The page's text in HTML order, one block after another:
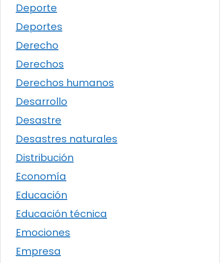
Deporte
Deportes
Derecho
Derechos
Derechos humanos
Desarrollo
Desastre
Desastres naturales
Distribución
Economía
Educación
Educación técnica
Emociones
Empresa